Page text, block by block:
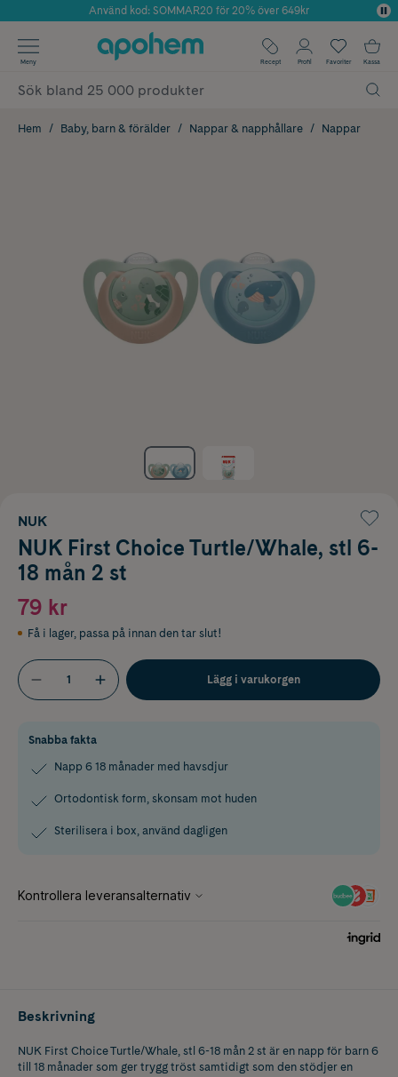
Årets Butik 2025 inom Skönhet
Använd kod: SOMMAR20 för 20% över 649kr
✓ Fri frakt
✓ Poäng på alla köp*
Meny Recept Profil Favoriter Kassa
Hem Baby, barn & förälder Nappar & napphållare Nappar
NUK
NUK First Choice Turtle/Whale, stl 6-
18 mån 2 st
79 kr
Få i lager, passa på innan den tar slut!
Lägg i varukorgen
Snabba fakta
Napp 6 18 månader med havsdjur
Ortodontisk form, skonsam mot huden
Sterilisera i box, använd dagligen
Beskrivning
NUK First Choice Turtle/Whale, stl 6-18 mån 2 st är en napp för barn 6
till 18 månader som ger trygg tröst samtidigt som den stödjer en